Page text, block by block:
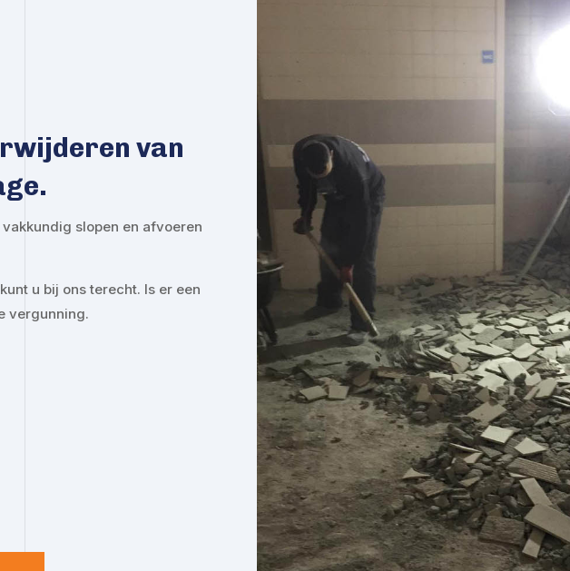
van
slopen en afvoeren
u bij ons terecht. Is er een
vergunning.